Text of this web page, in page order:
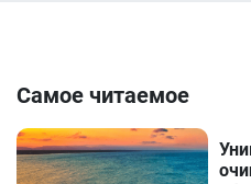
Самое читаемое